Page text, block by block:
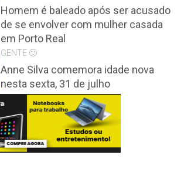
Homem é baleado após ser acusado
de se envolver com mulher casada
em Porto Real
GENTE 🙂
Anne Silva comemora idade nova
nesta sexta, 31 de julho